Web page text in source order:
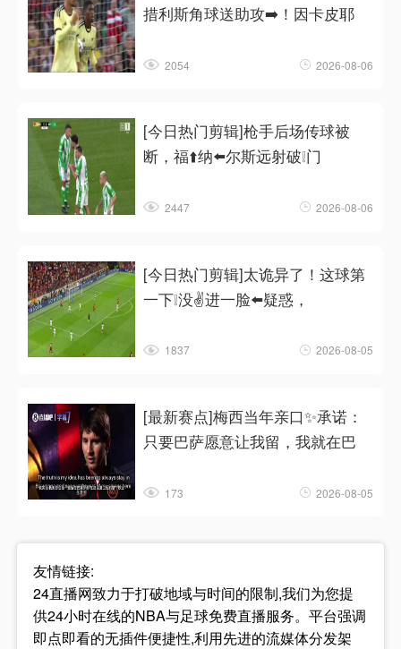
措利斯角球送助攻➡️！因卡皮耶
2054 2026-08-06
[今日热门剪辑]枪手后场传球被
断，福⬆️纳⬅️尔斯远射破❕门
2447 2026-08-06
[今日热门剪辑]太诡异了！这球第
一下❕没✌️进一脸⬅️疑惑，
1837 2026-08-05
[最新赛点]梅西当年亲口✨承诺：
只要巴萨愿意让我留，我就在巴
173 2026-08-05
友情链接:
24直播网致力于打破地域与时间的限制,我们为您提
供24小时在线的NBA与足球免费直播服务。平台强调
即点即看的无插件便捷性,利用先进的流媒体分发架